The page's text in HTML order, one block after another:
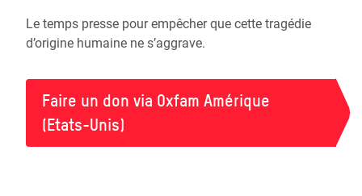
Le temps presse pour empêcher que cette tragédie
d’origine humaine ne s’aggrave.
Faire un don via Oxfam Amérique
(Etats-Unis)